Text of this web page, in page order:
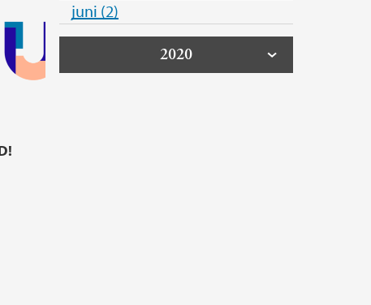
juni (2)
2020